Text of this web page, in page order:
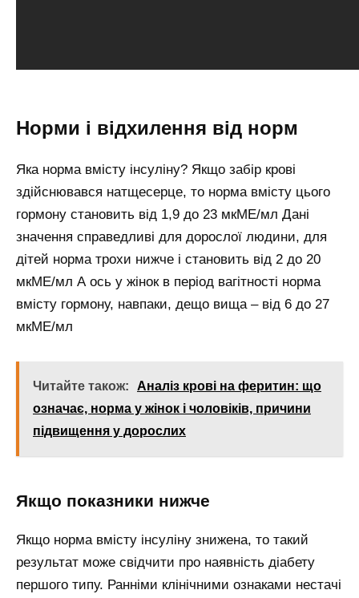
Норми і відхилення від норм
Яка норма вмісту інсуліну? Якщо забір крові
здійснювався натщесерце, то норма вмісту цього
гормону становить від 1,9 до 23 мкМЕ/мл Дані
значення справедливі для дорослої людини, для
дітей норма трохи нижче і становить від 2 до 20
мкМЕ/мл А ось у жінок в період вагітності норма
вмісту гормону, навпаки, дещо вища – від 6 до 27
мкМЕ/мл
Читайте також:
Аналіз крові на феритин: що
означає, норма у жінок і чоловіків, причини
підвищення у дорослих
Якщо показники нижче
Якщо норма вмісту інсуліну знижена, то такий
результат може свідчити про наявність діабету
першого типу. Ранніми клінічними ознаками нестачі